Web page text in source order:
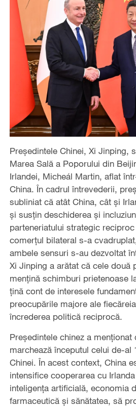
Președintele Chinei, Xi Jinping,
Marea Sală a Poporului din
Irlandei, Micheál Martin, aflat
China. În cadrul întrevederii,
subliniat că atât China, cât și
și susțin deschiderea și
parteneriatului strategic
comerțul bilateral s-a
ambele sensuri s-au dezvoltat
Xi Jinping a arătat că cele două
mențină schimburi prietenoase
țină cont de interesele
preocupările majore ale
încrederea politică reciprocă.
Președintele chinez a menționat
marchează începutul celui de-al
Chinei. În acest context, China
intensifice cooperarea cu
inteligența artificială, economia
farmaceutică și sănătatea, să